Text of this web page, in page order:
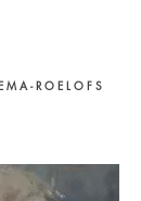
A - R O E L O F S